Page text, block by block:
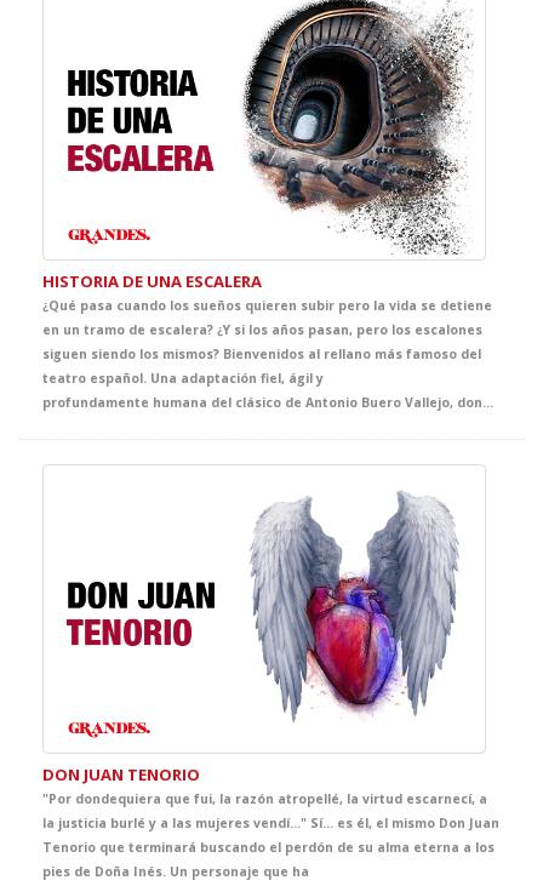
HISTORIA DE UNA ESCALERA
¿Qué pasa cuando los sueños quieren subir pero la vida se detiene
en un tramo de escalera? ¿Y si los años pasan, pero los escalones
siguen siendo los mismos? Bienvenidos al rellano más famoso del
teatro español. Una adaptación fiel, ágil y
profundamente humana del clásico de Antonio Buero Vallejo, donde generaciones enteras se cruzan, se miran… y a veces, se pierden. Una historia de amor, rutina, lucha y desencanto, donde lo cotidiano se convierte en símbolo, y lo sencillo, en extraordinario. Especialmente pensada para tus alumnos, esta versión hará que entiendan y sientan por qué el realismo sigue estando en el peldaño más alto en la historia del teatro español. Porque a veces, basta una escalera para contar toda una vida. Una obra realista y conmovedora que sube un peldaño más en GRANDES, el ciclo que da voz a la gran literatura desde el teatro.
DON JUAN TENORIO
"Por dondequiera que fui, la razón atropellé, la virtud escarnecí, a
la justicia burlé y a las mujeres vendí…" Sí... es él, el mismo Don Juan
Tenorio que terminará buscando el perdón de su alma eterna a los
pies de Doña Inés. Un personaje que ha